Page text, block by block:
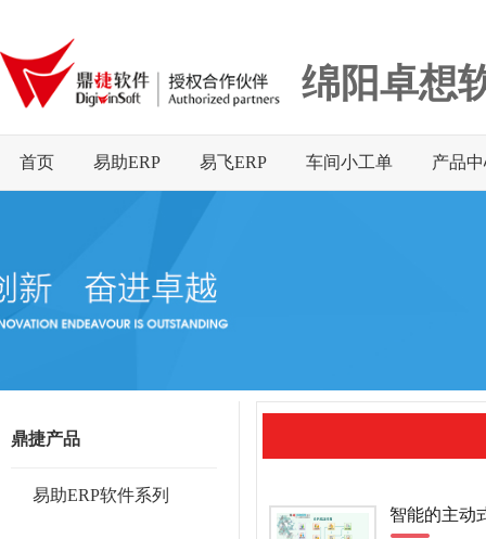
绵阳卓想
首页 易助ERP 易飞ERP 车间小工单 产品
鼎捷产品
易助ERP软件系列
智能的主动